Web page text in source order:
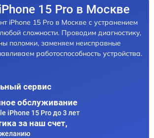
15 Pro в Москве
iPhone 15 Pro в Москве с устранением
сложности. Проводим диагностику,
поломки, заменяем неисправные
работоспособность устройства.
сервис
обслуживание
iPhone 15 Pro до 3 лет
за наш счет,